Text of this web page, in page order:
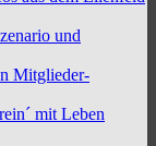
und
Mitglieder-
mit Leben